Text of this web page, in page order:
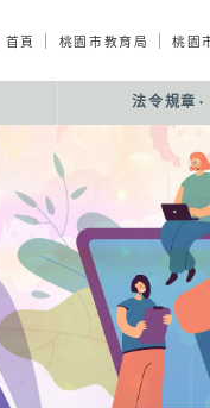
首頁 桃園市教育局 桃園
法令規章